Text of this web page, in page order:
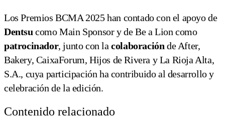
Los Premios BCMA 2025 han contado con el apoyo de
Dentsu como Main Sponsor y de Be a Lion como
patrocinador, junto con lacolaboración de After,
Bakery, CaixaForum, Hijos de Rivera y La Rioja Alta,
S.A., cuya participación ha contribuido al desarrollo y
celebración de la edición.
Contenido relacionado